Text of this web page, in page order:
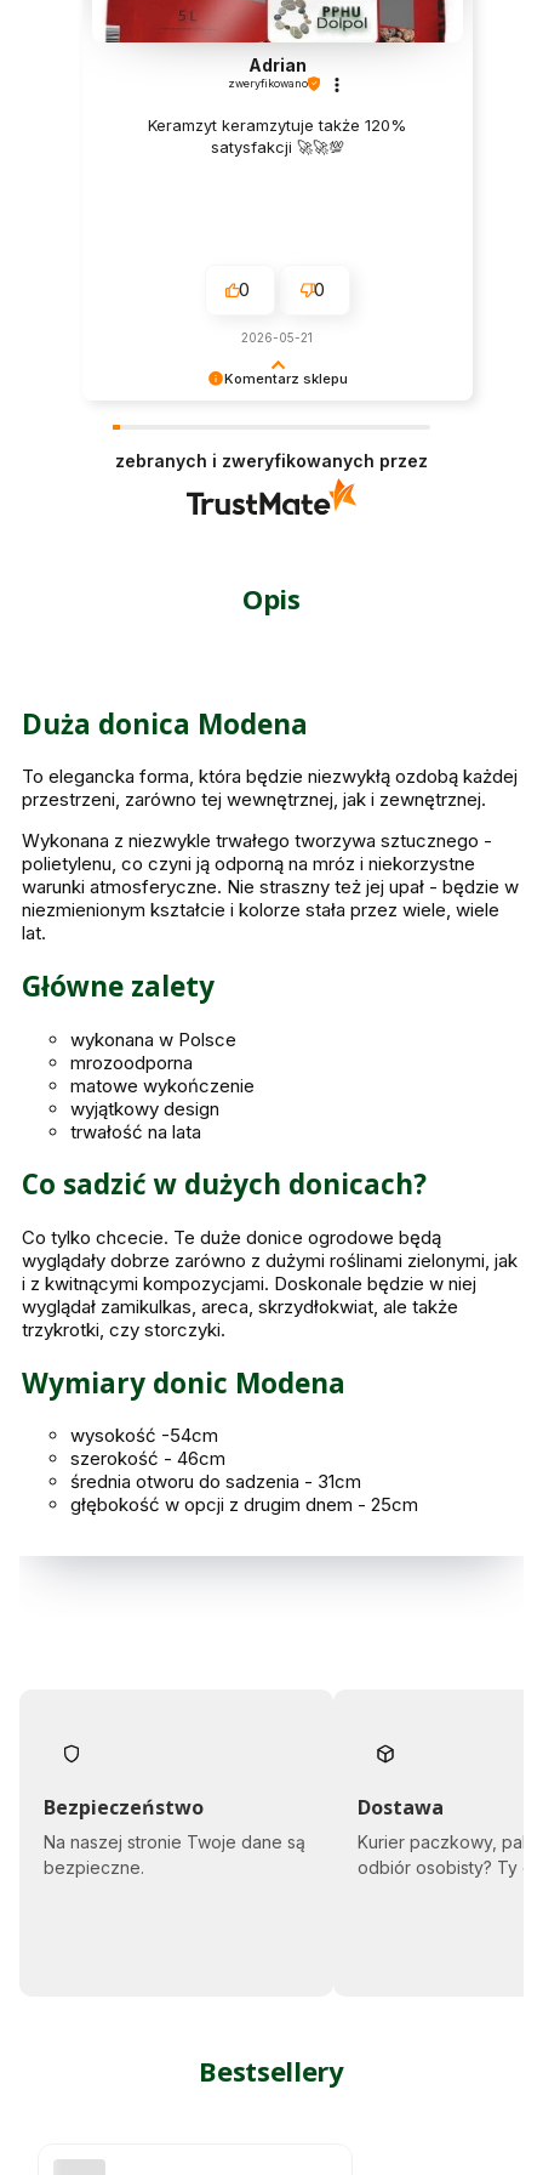
Komentarz sklepu
klientów takich jak Ty i jesteśmy zadowoleni, że
nam się udało. Mamy nadzieję, że do nas wrócisz
:) Pozdrawiamy
Adrian
zweryfikowano
Keramzyt keramzytuje także 120%
satysfakcji 🚀🚀💯
0 0
2026-05-21
zebranych i zweryfikowanych przez
Opis
Duża donica Modena
To elegancka forma, która będzie niezwykłą ozdobą każdej
przestrzeni, zarówno tej wewnętrznej, jak i zewnętrznej.
Wykonana z niezwykle trwałego tworzywa sztucznego -
polietylenu, co czyni ją odporną na mróz i niekorzystne
warunki atmosferyczne. Nie straszny też jej upał - będzie w
niezmienionym kształcie i kolorze stała przez wiele, wiele
lat.
Główne zalety
wykonana w Polsce
mrozoodporna
matowe wykończenie
wyjątkowy design
trwałość na lata
Co sadzić w dużych donicach?
Co tylko chcecie. Te duże donice ogrodowe będą
wyglądały dobrze zarówno z dużymi roślinami zielonymi, jak
i z kwitnącymi kompozycjami. Doskonale będzie w niej
wyglądał zamikulkas, areca, skrzydłokwiat, ale także
trzykrotki, czy storczyki.
Wymiary donic Modena
wysokość -54cm
szerokość - 46cm
średnia otworu do sadzenia - 31cm
głębokość w opcji z drugim dnem - 25cm
Bezpieczeństwo
Na naszej stronie Twoje dane są
bezpieczne.
Dostawa
Kurier paczkowy,
odbiór osobisty? Ty
Bestsellery